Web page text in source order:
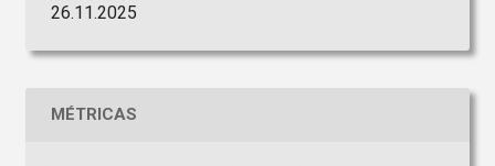
26.11.2025
MÉTRICAS